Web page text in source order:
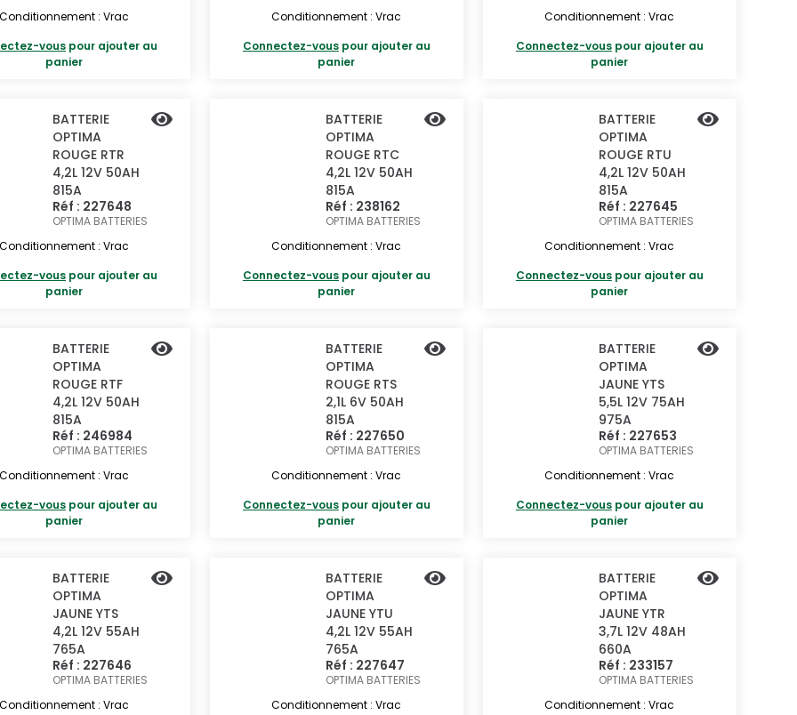
: Vrac
vous pour ajouter au
panier
Conditionnement : Vrac
Connectez-vouspour ajouter au
panier
Conditionnement : Vrac
Connectez-vouspour ajouter au
panier
BATTERIE
OPTIMA
ROUGE RTR
4,2L 12V 50AH
815A
Réf : 227648
OPTIMA BATTERIES
: Vrac
vous pour ajouter au
panier
BATTERIE
OPTIMA
ROUGE RTC
4,2L 12V 50AH
815A
Réf : 238162
OPTIMA BATTERIES
Conditionnement : Vrac
Connectez-vouspour ajouter au
panier
BATTERIE
OPTIMA
ROUGE RTU
4,2L 12V 50AH
815A
Réf : 227645
OPTIMA BATTERIES
Conditionnement : Vrac
Connectez-vouspour ajouter au
panier
BATTERIE
OPTIMA
ROUGE RTF
4,2L 12V 50AH
815A
Réf : 246984
OPTIMA BATTERIES
: Vrac
vous pour ajouter au
panier
BATTERIE
OPTIMA
ROUGE RTS
2,1L 6V 50AH
815A
Réf : 227650
OPTIMA BATTERIES
Conditionnement : Vrac
Connectez-vouspour ajouter au
panier
BATTERIE
OPTIMA
JAUNE YTS
5,5L 12V 75AH
975A
Réf : 227653
OPTIMA BATTERIES
Conditionnement : Vrac
Connectez-vouspour ajouter au
panier
BATTERIE
OPTIMA
JAUNE YTS
4,2L 12V 55AH
765A
Réf : 227646
OPTIMA BATTERIES
: Vrac
BATTERIE
OPTIMA
JAUNE YTU
4,2L 12V 55AH
765A
Réf : 227647
OPTIMA BATTERIES
Conditionnement : Vrac
BATTERIE
OPTIMA
JAUNE YTR
3,7L 12V 48AH
660A
Réf : 233157
OPTIMA BATTERIES
Conditionnement : Vrac